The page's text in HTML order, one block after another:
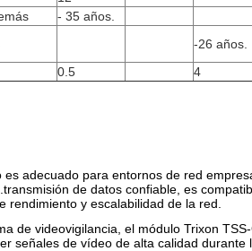
- 35 años.
-26 años.
0.5 4
es adecuado para entornos de red
de datos confiable, es
rendimiento y escalabilidad de la red.
de videovigilancia, el módulo Trixon
señales de vídeo de alta calidad